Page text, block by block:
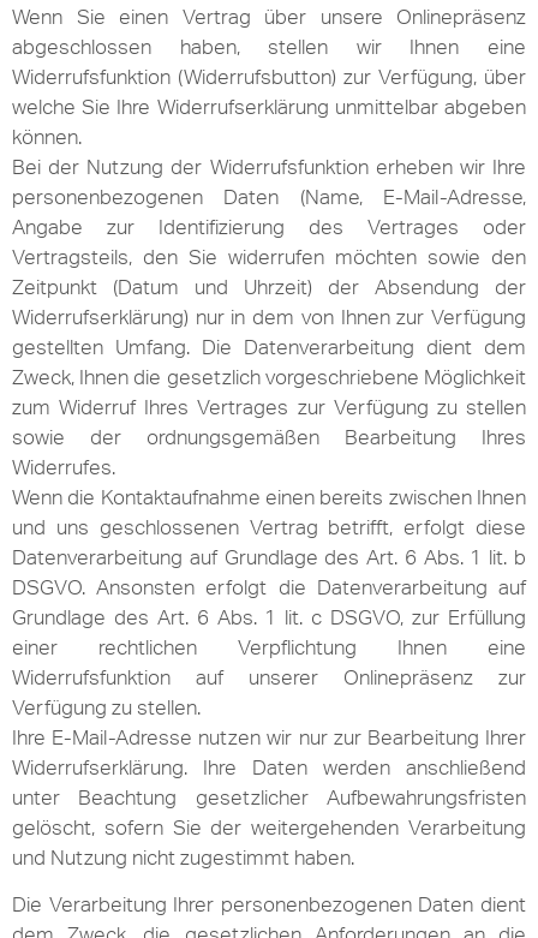
Wenn Sie einen Vertrag über unsere Onlinepräsenz
abgeschlossen haben, stellen wir Ihnen eine
Widerrufsfunktion (Widerrufsbutton) zur Verfügung, über
welche Sie Ihre Widerrufserklärung unmittelbar abgeben
können.
Bei der Nutzung der Widerrufsfunktion erheben wir Ihre
personenbezogenen Daten (Name, E-Mail-Adresse,
Angabe zur Identifizierung des Vertrages oder
Vertragsteils, den Sie widerrufen möchten sowie den
Zeitpunkt (Datum und Uhrzeit) der Absendung der
Widerrufserklärung) nur in dem von Ihnen zur Verfügung
gestellten Umfang. Die Datenverarbeitung dient dem
Zweck, Ihnen die gesetzlich vorgeschriebene Möglichkeit
zum Widerruf Ihres Vertrages zur Verfügung zu stellen
sowie der ordnungsgemäßen Bearbeitung Ihres
Widerrufes.
Wenn die Kontaktaufnahme einen bereits zwischen Ihnen
und uns geschlossenen Vertrag betrifft, erfolgt diese
Datenverarbeitung auf Grundlage des Art. 6 Abs. 1 lit. b
DSGVO. Ansonsten erfolgt die Datenverarbeitung auf
Grundlage des Art. 6 Abs. 1 lit. c DSGVO, zur Erfüllung
einer rechtlichen Verpflichtung Ihnen eine
Widerrufsfunktion auf unserer Onlinepräsenz zur
Verfügung zu stellen.
Ihre E-Mail-Adresse nutzen wir nur zur Bearbeitung Ihrer
Widerrufserklärung. Ihre Daten werden anschließend
unter Beachtung gesetzlicher Aufbewahrungsfristen
gelöscht, sofern Sie der weitergehenden Verarbeitung
und Nutzung nicht zugestimmt haben.
Die Verarbeitung Ihrer personenbezogenen Daten dient